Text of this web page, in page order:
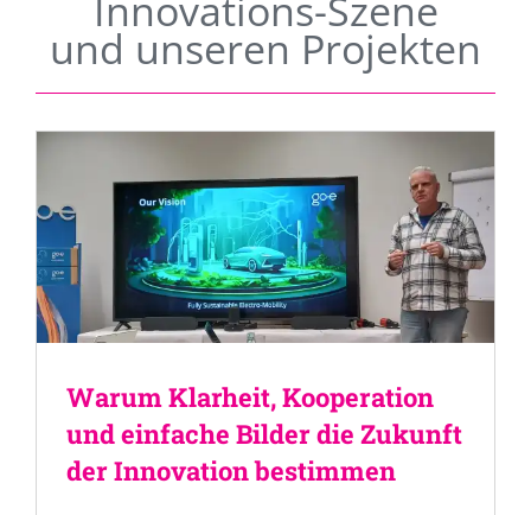
und unseren Projekten
Warum Klarheit, Kooperation
und einfache Bilder die Zukunft
der Innovation bestimmen